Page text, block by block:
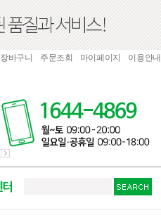
장바구니 주문조회 마이페이지 이용안내